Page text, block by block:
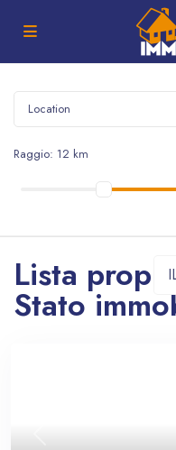
Raggio: 12 km
Lista
Stato